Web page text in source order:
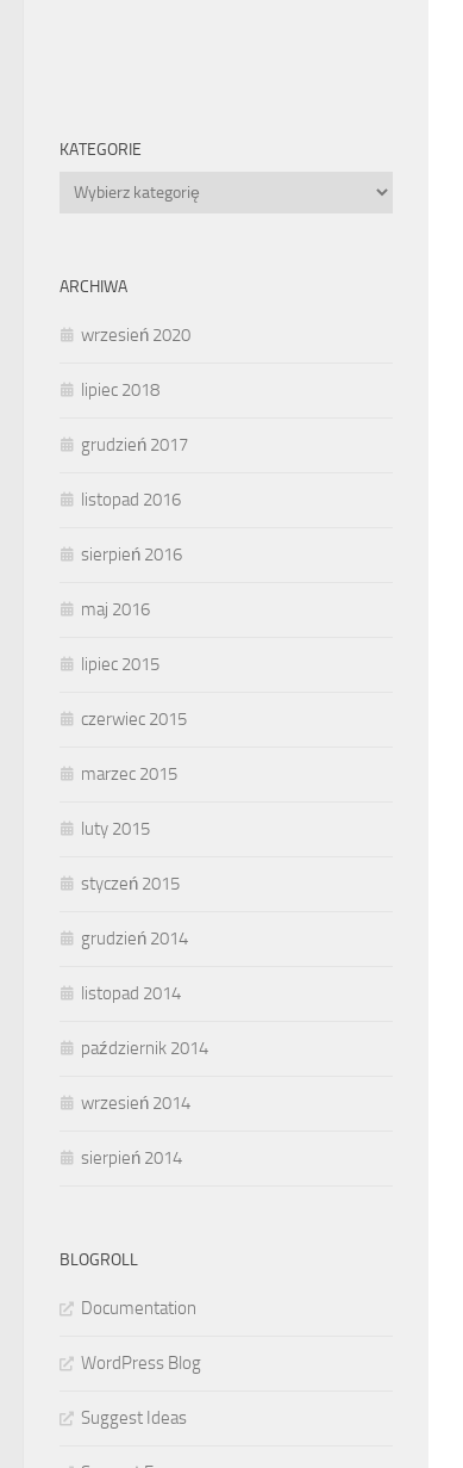
KATEGORIE
Kategorie
ARCHIWA
wrzesień 2020
lipiec 2018
grudzień 2017
listopad 2016
sierpień 2016
maj 2016
lipiec 2015
czerwiec 2015
marzec 2015
luty 2015
styczeń 2015
grudzień 2014
listopad 2014
październik 2014
wrzesień 2014
sierpień 2014
BLOGROLL
Documentation
WordPress Blog
Suggest Ideas